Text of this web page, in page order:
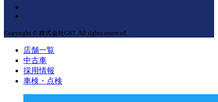
Copyright © 株式会社GST. All rights reserved.
店舗一覧
中古車
採用情報
車検・点検